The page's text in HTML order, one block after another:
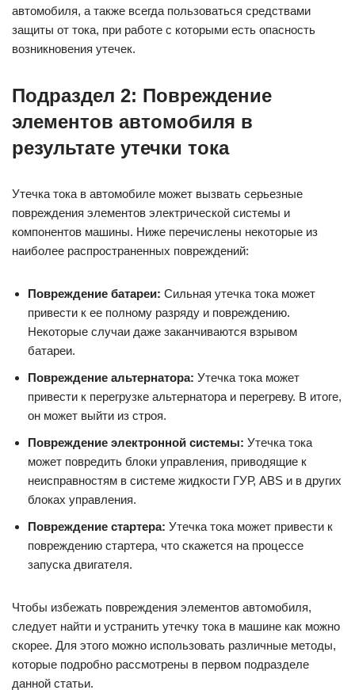
автомобиля, а также всегда пользоваться средствами
защиты от тока, при работе с которыми есть опасность
возникновения утечек.
Подраздел 2: Повреждение
элементов автомобиля в
результате утечки тока
Утечка тока в автомобиле может вызвать серьезные
повреждения элементов электрической системы и
компонентов машины. Ниже перечислены некоторые из
наиболее распространенных повреждений:
Повреждение батареи: Сильная утечка тока может
привести к ее полному разряду и повреждению.
Некоторые случаи даже заканчиваются взрывом
батареи.
Повреждение альтернатора: Утечка тока может
привести к перегрузке альтернатора и перегреву. В итоге,
он может выйти из строя.
Повреждение электронной системы: Утечка тока
может повредить блоки управления, приводящие к
неисправностям в системе жидкости ГУР, ABS и в других
блоках управления.
Повреждение стартера: Утечка тока может привести к
повреждению стартера, что скажется на процессе
запуска двигателя.
Чтобы избежать повреждения элементов автомобиля,
следует найти и устранить утечку тока в машине как можно
скорее. Для этого можно использовать различные методы,
которые подробно рассмотрены в первом подразделе
данной статьи.